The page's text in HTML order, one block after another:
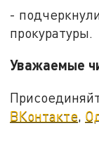
-
прокуратуры.
Уважаемые
ВКонтакте,